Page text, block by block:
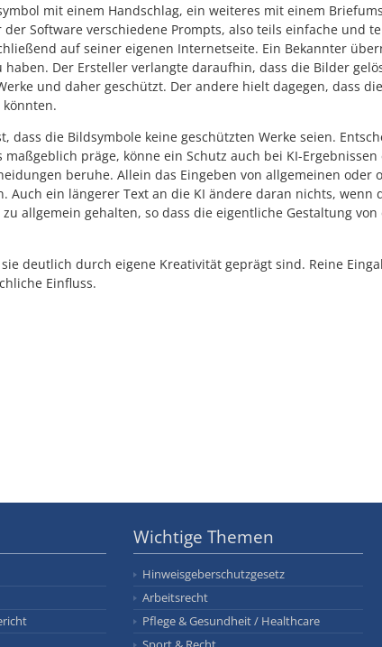
mit einem Handschlag, ein weiteres mit einem
Software verschiedene Prompts, also teils einfache und
auf seiner eigenen Internetseite. Ein Bekannter
Der Ersteller verlangte daraufhin, dass die Bilder
und daher geschützt. Der andere hielt dagegen, dass
dass die Bildsymbole keine geschützten Werke seien.
präge, könne ein Schutz auch bei KI-
beruhe. Allein das Eingeben von allgemeinen
ein längerer Text an die KI ändere daran nichts, wenn
allgemein gehalten, so dass die eigentliche Gestaltung
deutlich durch eigene Kreativität geprägt sind. Reine
Einfluss.
Wichtige Themen
Hinweisgeberschutzgesetz
Arbeitsrecht
Pflege & Gesundheit / Healthcare